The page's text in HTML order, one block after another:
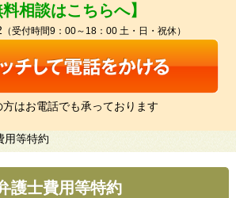
料相談はこちらへ】
（受付時間9：00～18：00 土・日・祝休）
方はお電話でも承っております
用等特約
護士費用等特約